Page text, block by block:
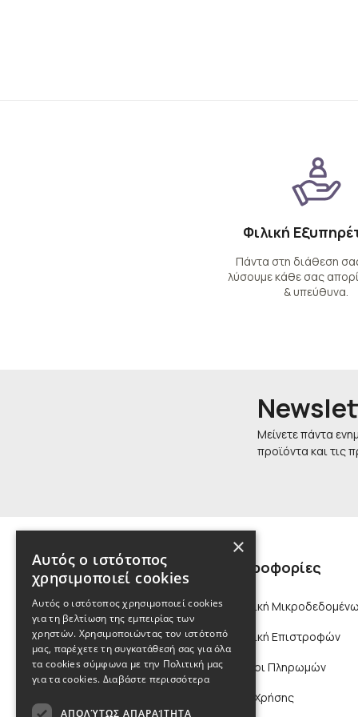
Φιλική
Πάντα στη διάθεση
λύσουμε κάθε σας
& υπεύθυνα.
Μείνετε πάντα
προϊόντα και τις
Πληροφορίες
Πολιτική
Πολιτική Επιστροφών
Τρόποι Πληρωμών
Όροι Χρήσης
×
Αυτός ο ιστότοπος
χρησιμοποιεί cookies
Αυτός ο ιστότοπος χρησιμοποιεί cookies
για τη βελτίωση της εμπειρίας των
χρηστών. Χρησιμοποιώντας τον ιστότοπό
μας, παρέχετε τη συγκατάθεσή σας για όλα
τα cookies σύμφωνα με την Πολιτική μας
για τα cookies. Διαβάστε περισσότερα
ΑΠΟΛΎΤΩΣ ΑΠΑΡΑΊΤΗΤΑ